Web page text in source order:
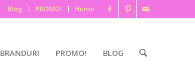
Blog PROMO! Home
BRANDURI PROMO! BLOG